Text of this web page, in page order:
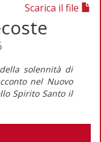
Scarica il file
solennità di
nel Nuovo
Spirito Santo il